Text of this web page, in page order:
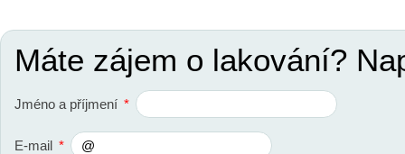
Máte zájem o lakování?
Jméno a příjmení *
E-mail *